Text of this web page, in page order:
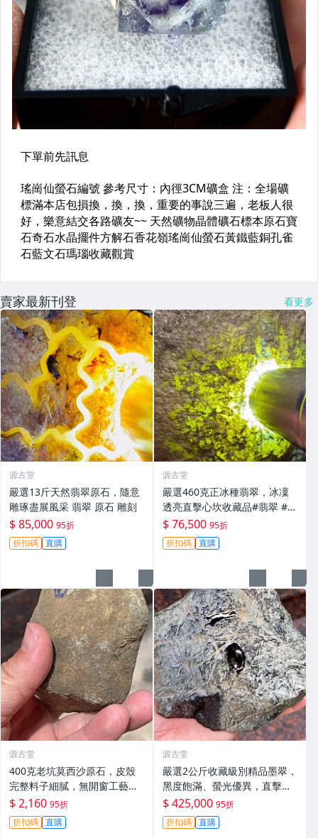
賣家最新刊登 看更多
源古堂
嚴選13斤天然翡翠原石，隨意
雕琢盡展風采 翡翠 原石 雕刻
$ 85,000 95折
折扣碼 直購
源古堂
嚴選460克正冰種翡翠，冰凜
透亮直擊心坎收藏品#翡翠 #天
然翡翠 #A貨翡翠玉石
$ 76,500 95折
折扣碼 直購
源古堂
400克老坑莫西沙原石，皮殼
完整料子細膩，無開窗工藝原
礦，適合手鐲及掛件製作。嚴
選天然A貨翡翠。 老坑翡翠 手
鐲 掛件
$ 2,160 95折
折扣碼 直購
源古堂
嚴選2公斤收藏級別精品墨翠，
黑度飽滿、螢光優異，直擊心
坎的絕版好物 翡翠 珍貴玉石
天然翡翠
$ 425,000 95折
折扣碼 直購